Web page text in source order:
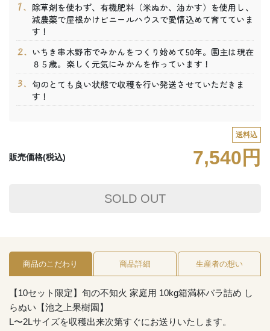
除草剤を使わず、有機肥料（米ぬか、油かす）を使用し、
減農薬で屋根かけビニールハウスで愛情込めて育てていま
す！
いちき串木野市でみかんをつくり始めて50年。園主は現在
８５歳。楽しく元気にみかんを作っています！
旬のとても良い状態で収穫を行い発送させていただきま
す！
送料込
販売価格(税込) 7,540円
SOLD OUT
商品のこだわり 商品詳細 生産者の想い
【10セット限定】旬の不知火 家庭用 10kg箱満杯バラ詰め し
らぬい【池之上果樹園】
L〜2Lサイズを収穫出来次第すぐにお送りいたします。